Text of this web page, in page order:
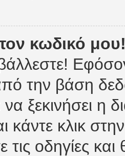
κωδικό
την βάση
να ξεκινήσει η
κάντε κλικ
οδηγίες